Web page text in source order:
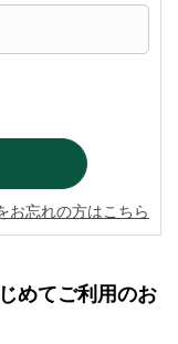
お忘れの方はこちら
めてご利用のお